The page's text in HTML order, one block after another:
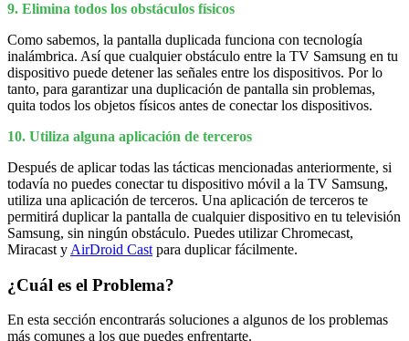
9. Elimina todos los obstáculos físicos
Como sabemos, la pantalla duplicada funciona con tecnología
inalámbrica. Así que cualquier obstáculo entre la TV Samsung en tu
dispositivo puede detener las señales entre los dispositivos. Por lo
tanto, para garantizar una duplicación de pantalla sin problemas,
quita todos los objetos físicos antes de conectar los dispositivos.
10. Utiliza alguna aplicación de terceros
Después de aplicar todas las tácticas mencionadas anteriormente, si
todavía no puedes conectar tu dispositivo móvil a la TV Samsung,
utiliza una aplicación de terceros. Una aplicación de terceros te
permitirá duplicar la pantalla de cualquier dispositivo en tu televisión
Samsung, sin ningún obstáculo. Puedes utilizar Chromecast,
Miracast y AirDroid Cast para duplicar fácilmente.
¿Cuál es el Problema?
En esta sección encontrarás soluciones a algunos de los problemas
más comunes a los que puedes enfrentarte.